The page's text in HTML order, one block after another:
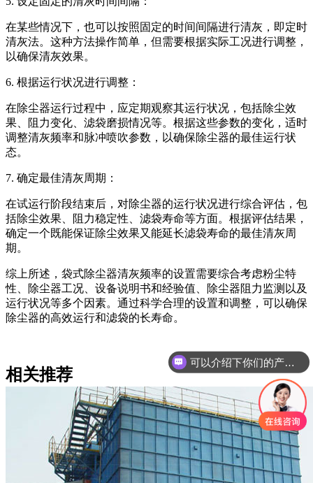
在某些情况下，也可以按照固定的时间间隔进行清灰，即定时
清灰法。这种方法操作简单，但需要根据实际工况进行调整，
以确保清灰效果‌。
‌6. 根据运行状况进行调整‌：
在除尘器运行过程中，应定期观察其运行状况，包括除尘效
果、阻力变化、滤袋磨损情况等。根据这些参数的变化，适时
调整清灰频率和脉冲喷吹参数，以确保除尘器的最佳运行状
态‌。
‌7. 确定最佳清灰周期‌：
在试运行阶段结束后，对除尘器的运行状况进行综合评估，包
括除尘效果、阻力稳定性、滤袋寿命等方面。根据评估结果，
确定一个既能保证除尘效果又能延长滤袋寿命的最佳清灰周
期‌。
综上所述，袋式除尘器清灰频率的设置需要综合考虑粉尘特
性、除尘器工况、设备说明书和经验值、除尘器阻力监测以及
运行状况等多个因素。通过科学合理的设置和调整，可以确保
除尘器的高效运行和滤袋的长寿命。
相关推荐
可以介绍下你们的产品么